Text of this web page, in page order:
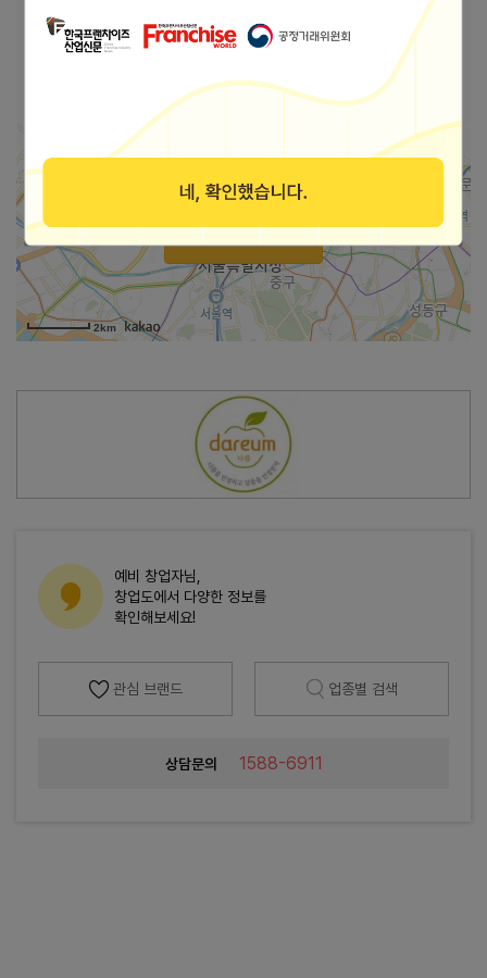
본사상호 다름달음과일
경기도 화성시 수노을1로 147 (새솔동, 송산그린
시티요진와이시티 8호)
2km
가맹점 지도로 보기
예비 창업자님,
창업도에서 다양한 정보를
확인해보세요!
관심 브랜드 업종별 검색
상담문의 1588-6911